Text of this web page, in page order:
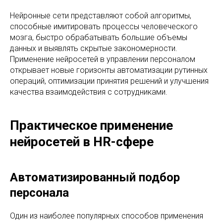
Нейронные сети представляют собой алгоритмы,
способные имитировать процессы человеческого
мозга, быстро обрабатывать большие объемы
данных и выявлять скрытые закономерности.
Применение нейросетей в управлении персоналом
открывает новые горизонты автоматизации рутинных
операций, оптимизации принятия решений и улучшения
качества взаимодействия с сотрудниками.
Практическое применение
нейросетей в HR-сфере
Автоматизированный подбор
персонала
Один из наиболее популярных способов применения